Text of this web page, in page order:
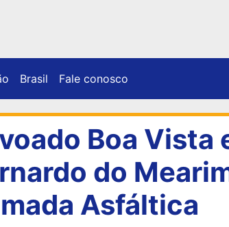
Brasil Fale conosco
Boa Vista
do
Asfáltica